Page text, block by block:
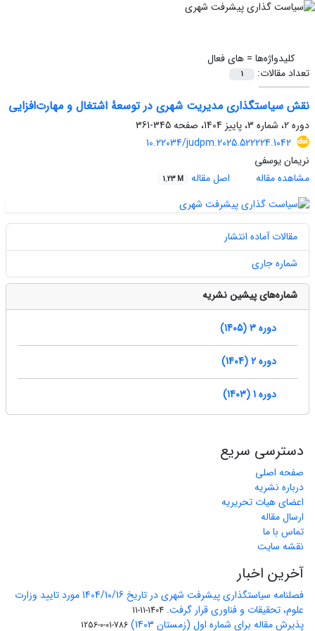
کلیدواژه‌ها =های فعال
تعداد مقالات:
1
نقش‌ سیاستگذاری مدیریت شهری در توسعۀ اشتغال و مهارت‌افزایی
دوره 2، شماره 3، پاییز 1404، صفحه
345-361
10.22034/judpm.2025.522224.1042
نریمان یوسفی
مشاهده مقاله
اصل مقاله 1.23 M
مقالات آماده انتشار
شماره جاری
شماره‌های پیشین نشریه
دوره 3 (1405)
دوره 2 (1404)
دوره 1 (1403)
دسترسی سریع
صفحه اصلی
درباره نشریه
اعضای هیات تحریریه
ارسال مقاله
تماس با ما
نقشه سایت
آخرین اخبار
فصلنامه سیاستگذاری پیشرفت شهری در تاریخ 1404/10/16 مورد تایید وزارت
علوم، تحقیقات و فناوری قرار گرفت. 1404-11-11
پذیرش مقاله برای شماره اول (زمستان 1403) 786-01-0-1256